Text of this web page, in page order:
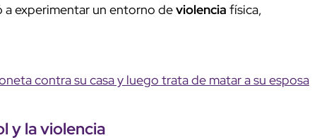
a experimentar un entorno deviolencia física,
contra su casa y luego trata de matar a su esposa
y laviolencia